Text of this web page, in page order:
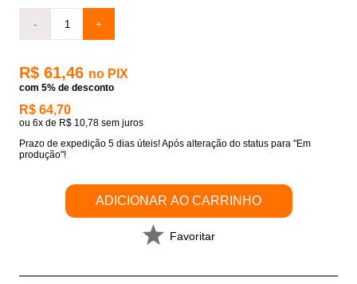
- +
R$ 61,46 no PIX
com 5% de desconto
R$ 64,70
ou6xde R$ 10,78 sem juros
Prazo de expedição 5 dias úteis! Após alteração do status para "Em
produção"!
ADICIONAR AO CARRINHO
Favoritar